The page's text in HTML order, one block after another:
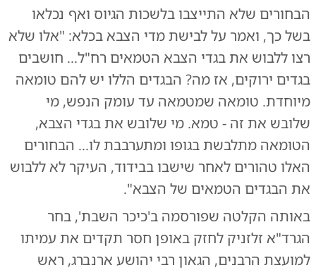
הבחורים שלא התייצבו בלשכות הגיוס ואף נכלאו
בשל כך, ואמר על לבישת מדי הצבא בכלא: "אלו שלא
רצו ללבוש את בגדי הצבא הטמאים רח"ל... חושבים
בגדים ירוקים, אז מה? הבגדים הללו יש להם טומאה
מיוחדת. טומאה שמטמאה עד עומק הנפש, מי
שלובש את זה - טמא. מי שלובש את בגדי הצבא,
הטומאה מתלבשת בגופו ומתערבבת לו... הבחורים
האלו טהורים לאחר שישבו בבידוד, העיקר לא ללבוש
את הבגדים הטמאים של הצבא".
באותה הקלטה שפורסמה ב'כיכר השבת', בחר
הגרד"א זלזניק לחזק באופן חסר תקדים את עמיתו
למועצת הרבנים, הגאון רבי יהושע ארנברג, ראש